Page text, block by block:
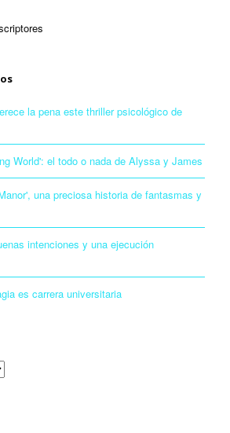
la pena este thriller psicológico de
World': el todo o nada de Alyssa y James
una preciosa historia de fantasmas y
intenciones y una ejecución
es carrera universitaria